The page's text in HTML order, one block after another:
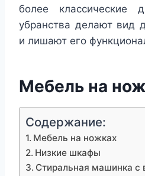
более классические
убранства делают вид
и лишают его
Мебель на
Содержание:
Мебель на ножках
Низкие шкафы
Стиральная машинка с